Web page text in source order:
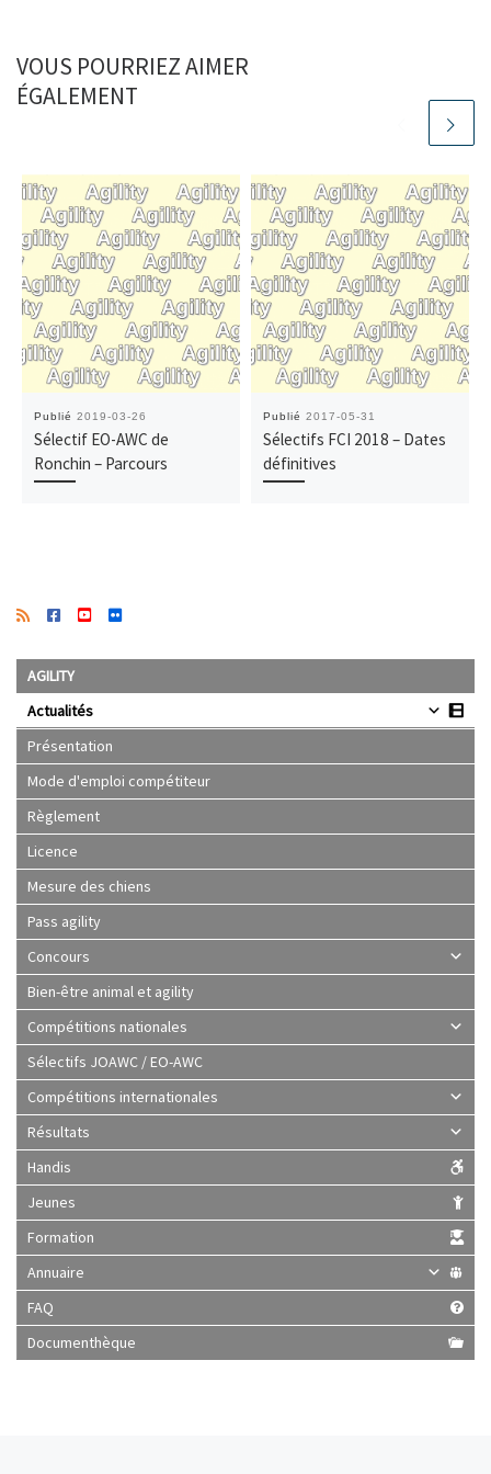
VOUS POURRIEZ AIMER
ÉGALEMENT
Publié 2019-03-26
Sélectif EO-AWC de
Ronchin – Parcours
Publié 2017-05-31
Sélectifs FCI 2018 – Dates
définitives
AGILITY
Actualités
Présentation
Mode d'emploi compétiteur
Règlement
Licence
Mesure des chiens
Pass agility
Concours
Bien-être animal et agility
Compétitions nationales
Sélectifs JOAWC / EO-AWC
Compétitions internationales
Résultats
Handis
Jeunes
Formation
Annuaire
FAQ
Documenthèque